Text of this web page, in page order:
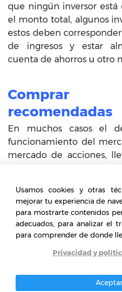
que ningún inversor está
el monto total, algunos
estos deben
de ingresos y estar
cuenta de ahorros u otro
Comprar
recomendadas
En muchos casos el
funcionamiento del
mercado de acciones,
embargo, aquí
varios aspectos que
casos.
para una persona es un
otra, de acuerdo a
preferencias, puede
Usamos cookies y otras
mejorar tu experiencia de
para mostrarte contenidos
adecuados, para analizar el
para comprender de donde
Privacidad y